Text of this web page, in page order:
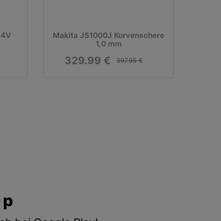
Makita JS1000J Kurvenschere
1,0 mm
329.99 € 397.95 €